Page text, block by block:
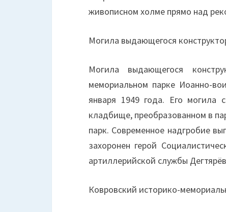
живописном холме прямо над
Могила выдающегося
Могила выдающегося
мемориальном парке Иоанно-
января 1949 года. Его могила
кладбище, преобразованном в
парк. Современное надгробие
захоронен герой
артиллерийской службы
Ковровский историко-